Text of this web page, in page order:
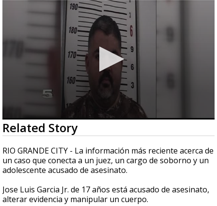
0
seconds
of
2
minutes,
6
seconds
Related Story
RIO GRANDE CITY - La información más reciente acerca de
un caso que conecta a un juez, un cargo de soborno y un
adolescente acusado de asesinato.
Jose Luis Garcia Jr. de 17 años está acusado de asesinato,
alterar evidencia y manipular un cuerpo.